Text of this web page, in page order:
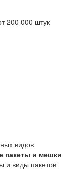
200 000 штук
видов
пакеты и мешки
и виды пакетов